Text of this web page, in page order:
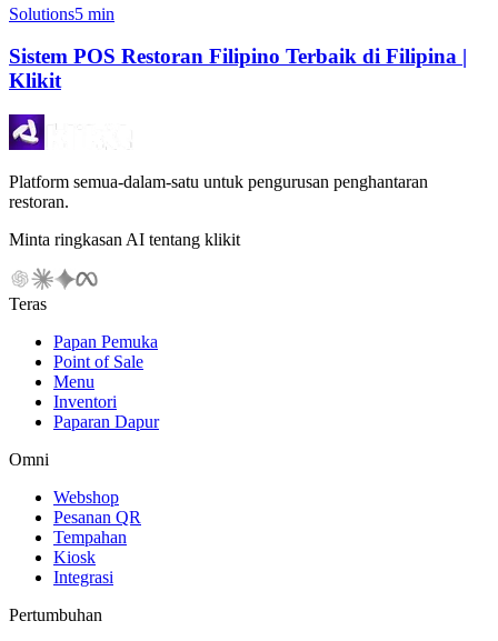
Solutions5 min
Sistem POS Restoran Filipino Terbaik di Filipina |
Klikit
Platform semua-dalam-satu untuk pengurusan penghantaran
restoran.
Minta ringkasan AI tentang klikit
Teras
Papan Pemuka
Point of Sale
Menu
Inventori
Paparan Dapur
Omni
Webshop
Pesanan QR
Tempahan
Kiosk
Integrasi
Pertumbuhan